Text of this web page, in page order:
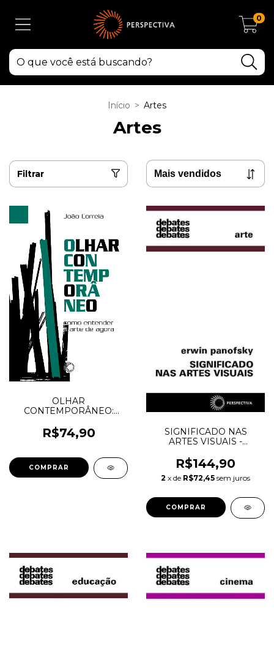
0
Início > Artes
Artes
Filtrar
OLHAR
CONTEMPORÂNEO:
agora - João Correia
R$74,90
SIGNIFICADO NAS
ARTES VISUAIS -
R$144,90
2 x de R$72,45 sem juros